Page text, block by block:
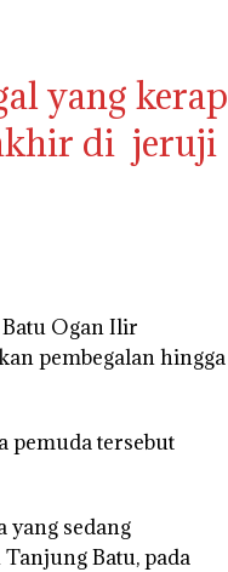
yang kerap
di jeruji
Ogan Ilir
pembegalan hingga
pemuda tersebut
yang sedang
Batu, pada